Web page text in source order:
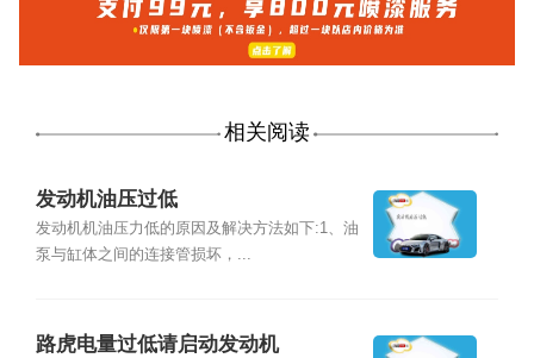
相关阅读
发动机油压过低
发动机机油压力低的原因及解决方法如下:1、油
泵与缸体之间的连接管损坏，...
路虎电量过低请启动发动机